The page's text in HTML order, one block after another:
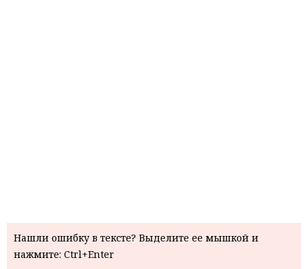
Нашли ошибку в тексте? Выделите ее мышкой и
нажмите: Ctrl+Enter